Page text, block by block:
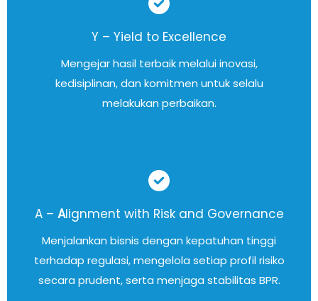
Y – Yield to Excellence
Mengejar hasil terbaik melalui inovasi,
kedisiplinan, dan komitmen untuk selalu
melakukan perbaikan.
A – Alignment with Risk and Governance
Menjalankan bisnis dengan kepatuhan tinggi
terhadap regulasi, mengelola setiap profil risiko
secara prudent, serta menjaga stabilitas BPR.